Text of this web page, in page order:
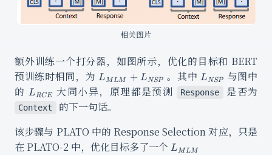
相关图片
额外训练一个打分器，如图所示，优化的目标和 BERT
预训练时相同，为L_{MLM}
L_{NSP}
LM LM + LNSP 。其中 L_{NSP}
LNSP
与图中
的 L_{RCE}
LRCE 大同小异，原理都是预测 Response 是否为
Context
的下一句话。
该步骤与 PLATO 中的 Response Selection 对应，只是
在 PLATO-2 中，优化目标多了一个 L_{MLM}
LM LM